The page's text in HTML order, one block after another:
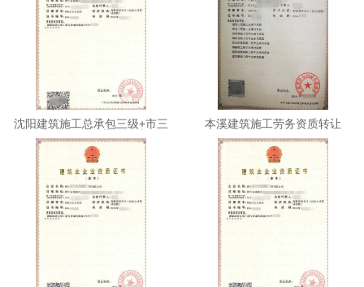
沈阳建筑施工总承包三级+市三
+机三+环保+劳务转让
本溪建筑施工劳务资质转让